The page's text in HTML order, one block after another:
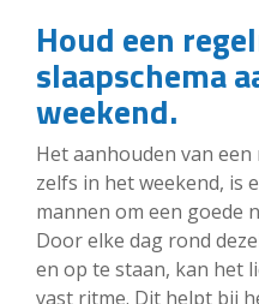
Houd een
slaapschema
weekend.
Het aanhouden van
zelfs in het weekend, is
mannen om een goede
Door elke dag rond
en op te staan, kan het
vast ritme. Dit helpt bij